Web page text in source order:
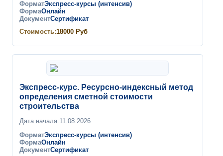
ФорматЭкспресс-курсы (интенсив)
ФормаОнлайн
ДокументСертификат
Стоимость:18000 Руб
Экспресс-курс. Ресурсно-индексный метод
определения сметной стоимости
строительства
Дата начала:11.08.2026
ФорматЭкспресс-курсы (интенсив)
ФормаОнлайн
ДокументСертификат